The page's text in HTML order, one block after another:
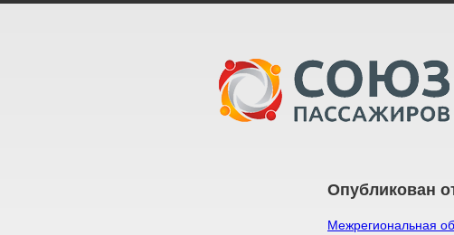
Опубликован
Межрегиональная